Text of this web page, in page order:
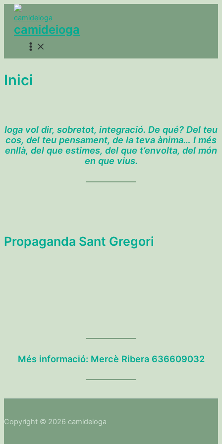
contenido
camideioga
Main
Menu
Inici
Ioga vol dir, sobretot, integració. De qué? Del teu
cos, del teu pensament, de la teva ànima… I més
enllà, del que estimes, del que t’envolta, del món
en que vius.
Propaganda Sant Gregori
Més informació: Mercè Ribera 636609032
Copyright © 2026 camideioga